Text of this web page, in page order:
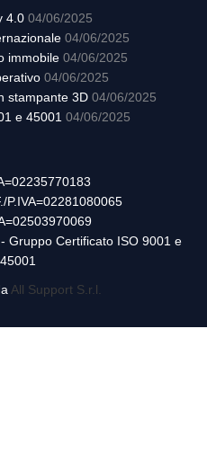
4.0 04/06/2025
04/06/2025
immobile 04/06/2025
04/06/2025
stampante 3D 04/06/2025
e 45001 04/06/2025
P.IVA=02281080065
Gruppo Certificato ISO 9001 e
45001
All Support S.r.l.